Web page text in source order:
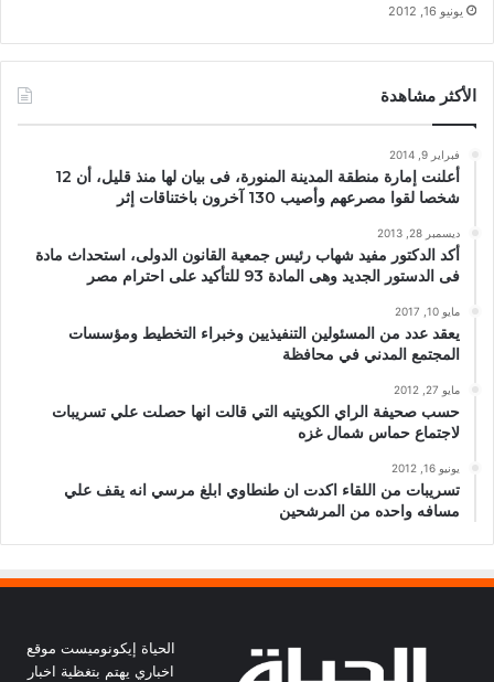
يونيو 16, 2012
الأكثر مشاهدة
فبراير 9, 2014
أعلنت إمارة منطقة المدينة المنورة، فى بيان لها منذ قليل، أن 12
شخصا لقوا مصرعهم وأصيب 130 آخرون باختناقات إثر
ديسمبر 28, 2013
أكد الدكتور مفيد شهاب رئيس جمعية القانون الدولى، استحداث مادة
فى الدستور الجديد وهى المادة 93 للتأكيد على احترام مصر
مايو 10, 2017
يعقد عدد من المسئولين التنفيذيين وخبراء التخطيط ومؤسسات
المجتمع المدني في محافظة
مايو 27, 2012
حسب صحيفة الراي الكويتيه التي قالت انها حصلت علي تسريبات
لاجتماع حماس شمال غزه
يونيو 16, 2012
تسريبات من اللقاء اكدت ان طنطاوي ابلغ مرسي انه يقف علي
مسافه واحده من المرشحين
الحياة إيكونوميست موقع
اخباري يهتم بتغظية اخبار